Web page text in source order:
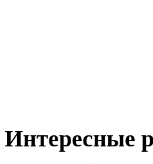
Интересные